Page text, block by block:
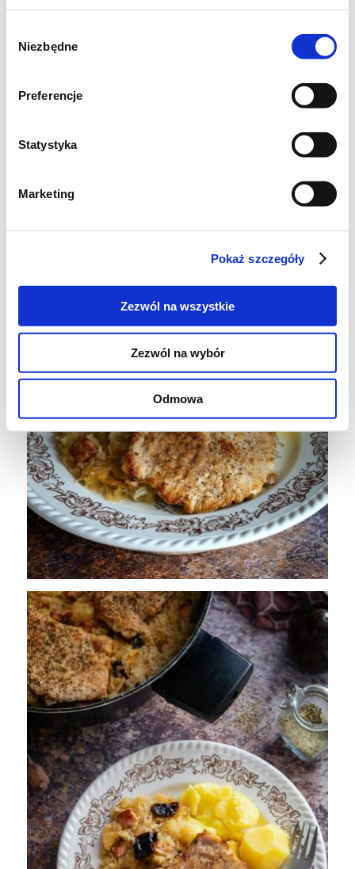
zgody
Niezbędne
Preferencje
Statystyka
Marketing
Pokaż szczegóły
Zezwól na wszystkie
Zezwól na wybór
Odmowa
kapustą. Na każdym z nich kładziemy
kilka minut pod przykryciem.